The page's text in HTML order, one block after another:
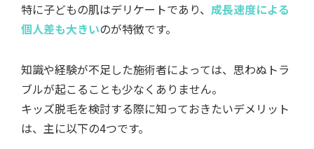
特に子どもの肌はデリケートであり、 成長速度による
個人差も大きいのが特徴です。
知識や経験が不足した施術者によっては、思わぬトラ
ブルが起こることも少なくありません。
キッズ脱毛を検討する際に知っておきたいデメリット
は、主に以下の4つです。